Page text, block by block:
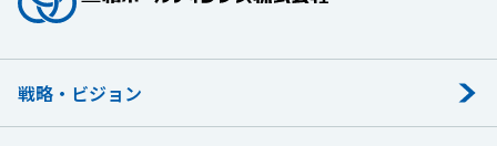
戦略・ビジョン